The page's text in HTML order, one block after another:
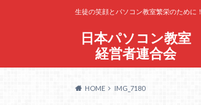
日本パソコン教室
経営者連合会
生徒の笑顔とパソコン教室繁栄のために！
HOME IMG_7180